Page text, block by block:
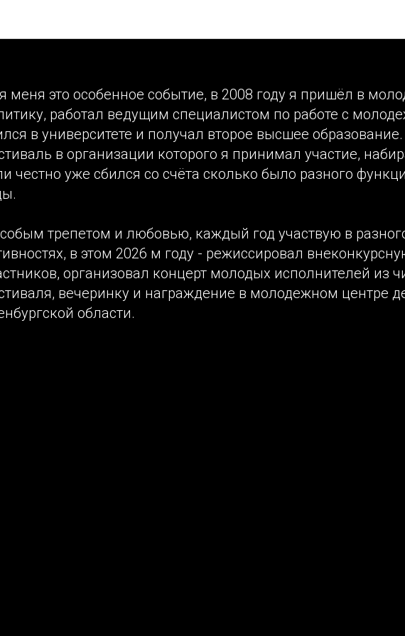
меня это особенное событие, в 2008 году я пришёл в
работал ведущим специалистом по работе с
в университете и получал второе высшее
в организации которого я принимал участие,
честно уже сбился со счёта сколько было разного
трепетом и любовью, каждый год участвую в
в этом 2026 м году - режиссировал
организовал концерт молодых исполнителей из
вечеринку и награждение в молодежном центре
области.